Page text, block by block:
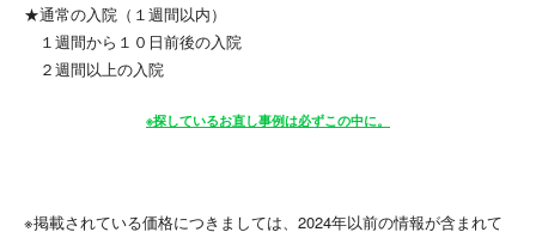
★通常の入院（１週間以内）
１週間から１０日前後の入院
２週間以上の入院
※探しているお直し事例は必ずこの中に。
※掲載されている価格につきましては、2024年以前の情報が含まれて